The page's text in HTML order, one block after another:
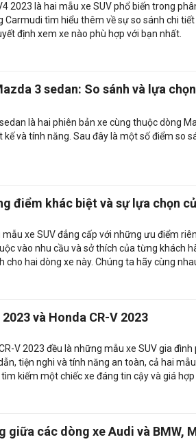
2023 là hai mẫu xe SUV phổ biến trong
Carmudi tìm hiểu thêm về sự so sánh chi
định xem xe nào phù hợp với bạn nhất.
3 sedan: So sánh và lựa
là hai phiên bản xe cùng thuộc dòng
và tính năng. Sau đây là một số điểm so
điểm khác biệt và sự lựa chọn
xe SUV đẳng cấp với những ưu điểm
vào nhu cầu và sở thích của từng khách
cho hai dòng xe này. Chúng ta hãy cùng
và Honda CR-V 2023
V 2023 đều là những mẫu xe SUV gia
tiện nghi và tính năng an toàn, cả hai
kiếm một chiếc xe đáng tin cậy và giá hợp
giữa các dòng xe Audi và BMW,